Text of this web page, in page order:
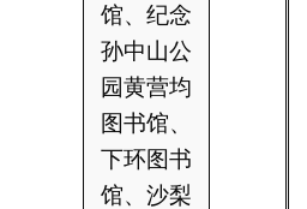
馆、纪念
孙中山公
园黄营均
图书馆、
下环图书
馆、沙梨